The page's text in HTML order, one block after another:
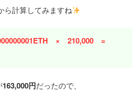
ら計算してみますね
× 210,000 =
163,000円だったので、